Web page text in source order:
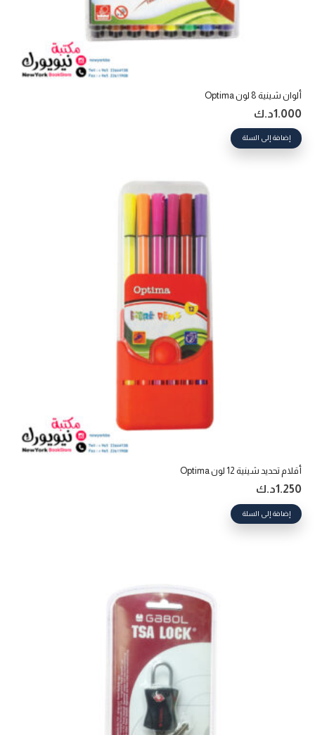
ألوان شينية 8 لون Optima
1.000د.ك
إضافة إلى السلة
أقلام تحديد شينية 12 لون Optima
1.250د.ك
إضافة إلى السلة